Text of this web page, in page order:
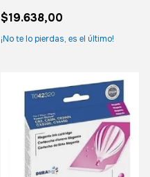
$19.638,00
¡No te lo pierdas, es el último!